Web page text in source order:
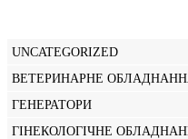
UNCATEGORIZED
ВЕТЕРИНАРНЕ
ГЕНЕРАТОРИ
ГІНЕКОЛОГІЧНЕ